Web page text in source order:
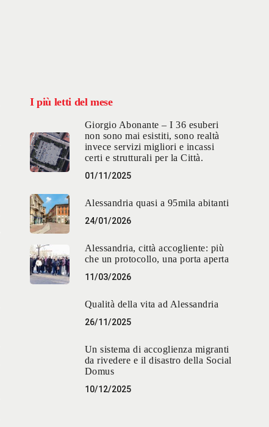
I più letti del mese
Giorgio Abonante – I 36 esuberi
non sono mai esistiti, sono realtà
invece servizi migliori e incassi
certi e strutturali per la Città.
01/11/2025
Alessandria quasi a 95mila abitanti
24/01/2026
Alessandria, città accogliente: più
che un protocollo, una porta aperta
11/03/2026
Qualità della vita ad Alessandria
26/11/2025
Un sistema di accoglienza migranti
da rivedere e il disastro della Social
Domus
10/12/2025